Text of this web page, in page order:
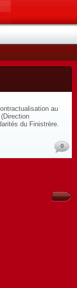
au
du Finistrère.
0